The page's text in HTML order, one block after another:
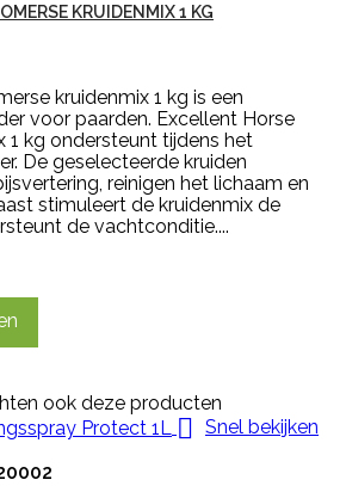
KRUIDENMIX 1 KG
kruidenmix 1 kg is een
voor paarden. Excellent Horse
1 kg ondersteunt tijdens het
De geselecteerde kruiden
reinigen het lichaam en
stimuleert de kruidenmix de
de vachtconditie....
ook deze producten
 Snel bekijken